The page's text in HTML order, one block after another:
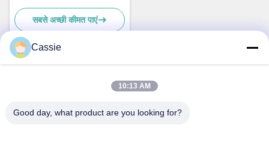
पाउडर निर्माता
सबसे अच्छी कीमत पाएं
पता
Cassie
10:13 AM
Good day, what product are you looking for?